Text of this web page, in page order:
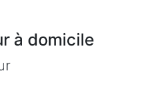
à domicile